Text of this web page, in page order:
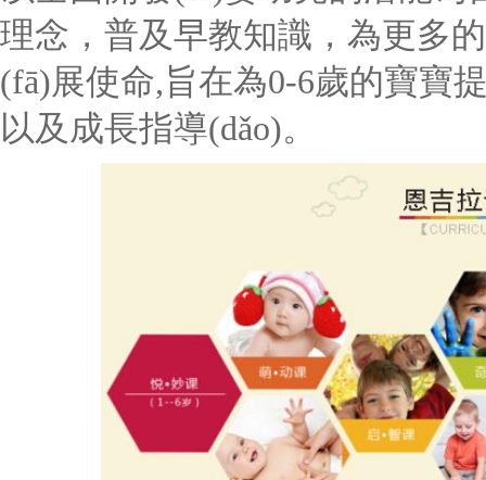
理念，普及早教知識，為更多
(fā)展使命,旨在為0-6歲的寶寶
以及成長指導(dǎo)。